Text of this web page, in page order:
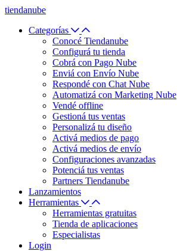
tiendanube
Categorías
Conocé Tiendanube
Configurá tu tienda
Cobrá con Pago Nube
Enviá con Envío Nube
Respondé con Chat Nube
Automatizá con Marketing Nube
Vendé offline
Gestioná tus ventas
Personalizá tu diseño
Activá medios de pago
Activá medios de envío
Configuraciones avanzadas
Potenciá tus ventas
Partners Tiendanube
Lanzamientos
Herramientas
Herramientas gratuitas
Tienda de aplicaciones
Especialistas
Login